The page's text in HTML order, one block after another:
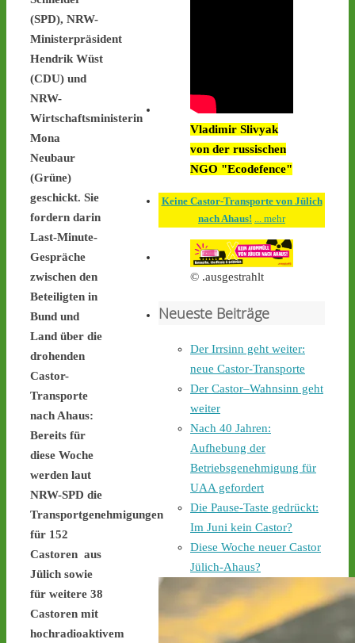
(SPD), NRW-
Ministerpräsident
Hendrik Wüst
(CDU) und
NRW-
Wirtschaftsministerin
Mona
Neubaur
(Grüne)
geschickt. Sie
fordern darin
Last-Minute-
Gespräche
zwischen den
Beteiligten in
Bund und
Land über die
drohenden
Castor-
Transporte
nach Ahaus:
Bereits für
diese Woche
werden laut
NRW-SPD die
Transportgenehmigungen
für 152
Castoren aus
Jülich sowie
für weitere 38
Castoren mit
hochradioaktivem
Castor stoppen!
@castorstoppen.bsky.social
An der Mahnwache in
30 Aktivist:innen aus, um
den zwölften
castor-stoppen.de/ticker/
#atommüll #castor
castor-stoppen.de
stoppen!
2 4
Castor stoppen!
@castorstoppen.bsky.social
Gegen 0.35 Uhr erreicht
der Castor-Konvoi das
Dreieck Bottrop und fährt
weiter auf die A31, den
letzten Autobahnabschnitt
bis nach Ahaus -
stoppen.de/ticker/
#atommüll
#castor
Vladimir Slivyak
von der russischen
NGO "Ecodefence"
Keine Castor-Transporte von Jülich
nach Ahaus!
... mehr
© .ausgestrahlt
Neueste Beiträge
Der Irrsinn geht weiter:
neue Castor-Transporte
Der Castor–Wahnsinn geht
weiter
Nach 40 Jahren:
Aufhebung der
Betriebsgenehmigung für
UAA gefordert
Die Pause-Taste gedrückt:
Im Juni kein Castor?
Diese Woche neuer Castor
Jülich-Ahaus?